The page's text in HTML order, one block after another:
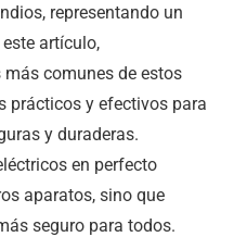
representando un
artículo,
comunes de estos
prácticos y efectivos para
y duraderas.
en perfecto
aparatos, sino que
seguro para todos.